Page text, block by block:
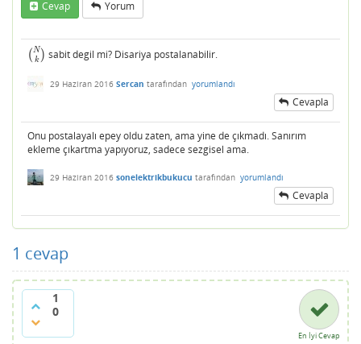
Cevap Yorum
( N
k )
(Nk) sabit degil mi? Disariya postalanabilir.
29 Haziran 2016 Sercan tarafından yorumlandı
Cevapla
Onu postalayalı epey oldu zaten, ama yine de çıkmadı. Sanırım
ekleme çıkartma yapıyoruz, sadece sezgisel ama.
29 Haziran 2016 sonelektrikbukucu tarafından yorumlandı
Cevapla
1 cevap
1
0
En İyi Cevap